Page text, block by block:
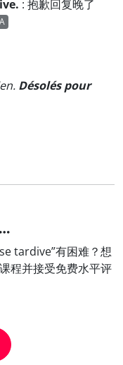
: 抱歉回复晚了
Désolés pour
tardive”有困难？想
程并接受免费水平评